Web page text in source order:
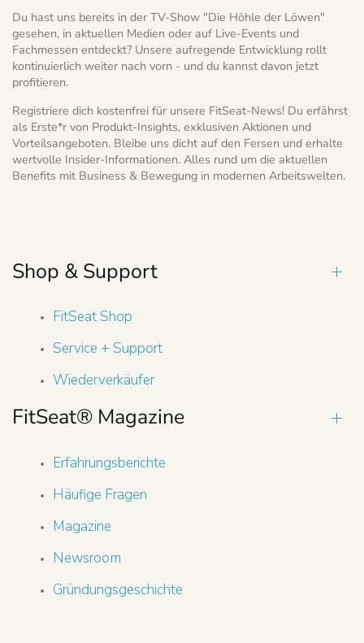
Du hast uns bereits in der TV-Show "Die Höhle der Löwen"
gesehen, in aktuellen Medien oder auf Live-Events und
Fachmessen entdeckt? Unsere aufregende Entwicklung rollt
kontinuierlich weiter nach vorn - und du kannst davon jetzt
profitieren.
Registriere dich kostenfrei für unsere FitSeat-News! Du erfährst
als Erste*r von Produkt-Insights, exklusiven Aktionen und
Vorteilsangeboten. Bleibe uns dicht auf den Fersen und erhalte
wertvolle Insider-Informationen. Alles rund um die aktuellen
Benefits mit Business & Bewegung in modernen Arbeitswelten.
Shop & Support
FitSeat Shop
Service + Support
Wiederverkäufer
FitSeat® Magazine
Erfahrungsberichte
Häufige Fragen
Magazine
Newsroom
Gründungsgeschichte